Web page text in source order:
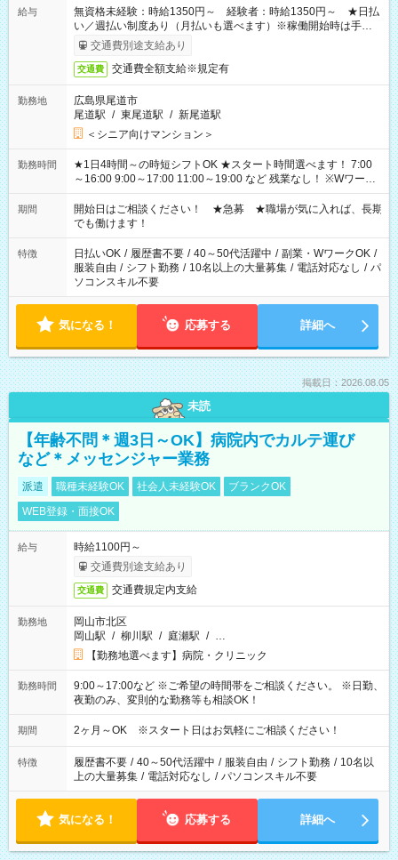
給与
無資格未経験：時給1350円～ 経験者：時給1350円～ ★日払
い／週払い制度あり（月払いも選べます）※稼働開始時は手続き
完了次第のお支払いとなります。
交通費別途支給あり
交通費 交通費全額支給※規定有
勤務地
広島県尾道市
尾道駅 / 東尾道駅 / 新尾道駅
＜シニア向けマンション＞
勤務時間
★1日4時間～の時短シフトOK ★スタート時間選べます！ 7:00
～16:00 9:00～17:00 11:00～19:00 など 残業なし！ ※Wワーク
の場合、他のお仕事と合わせ週40時間超の就業はご案内できま
せん ※法令に基づき、週20時間以上勤務は社会保険への加入対
象となります ※労働者派遣法（日雇い派遣の原則禁止）によ
り、短時間・短期間の就業はご案内が難しい場合があります
期間
開始日はご相談ください！ ★急募 ★職場が気に入れば、長期
でも働けます！
特徴 日払いOK / 履歴書不要 / 40～50代活躍中 / 副業・WワークOK /
服装自由 / シフト勤務 / 10名以上の大量募集 / 電話対応なし / パ
ソコンスキル不要
気になる！ 応募する 詳細へ
掲載日：2026.08.05
未読
【年齢不問＊週3日～OK】病院内でカルテ運び
など＊メッセンジャー業務
派遣 職種未経験OK 社会人未経験OK
ブランクOK
WEB登録・面接OK
給与
時給1100円～
交通費別途支給あり
交通費 交通費規定内支給
勤務地
岡山市北区
岡山駅 / 柳川駅 / 庭瀬駅 / …
【勤務地選べます】病院・クリニック
勤務時間
9:00～17:00など ※ご希望の時間帯をご相談ください。 ※日勤、
夜勤のみ、変則的な勤務等も相談OK！
期間 2ヶ月～OK ※スタート日はお気軽にご相談ください！
特徴 履歴書不要 / 40～50代活躍中 / 服装自由 / シフト勤務 / 10名以
上の大量募集 / 電話対応なし / パソコンスキル不要
気になる！ 応募する 詳細へ